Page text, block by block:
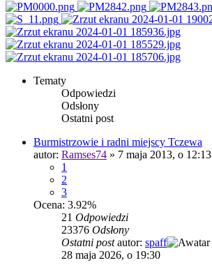
Tematy
Odpowiedzi
Odsłony
Ostatni post
Burmistrzowie i radni miejscy Tczewa
autor: Ramses74 » 7 maja 2013, o 12:13
1
2
3
Ocena: 3.92%
21 Odpowiedzi
23376 Odsłony
Ostatni postautor: spaff
28 maja 2026, o 19:30